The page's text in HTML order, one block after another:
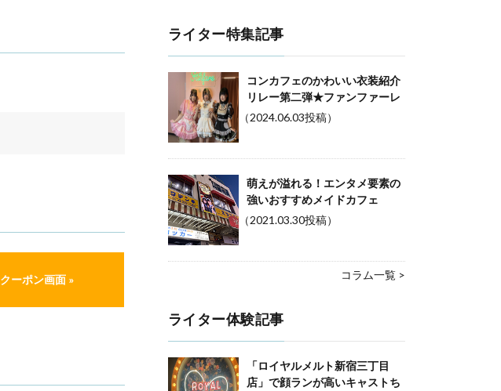
クーポン画面 »
ライター特集記事
コンカフェのかわいい衣装紹介
リレー第二弾★ファンファーレ
（2024.06.03投稿）
萌えが溢れる！エンタメ要素の
強いおすすめメイドカフェ
（2021.03.30投稿）
コラム一覧 >
ライター体験記事
「ロイヤルメルト新宿三丁目
店」で顔ランが高いキャストち